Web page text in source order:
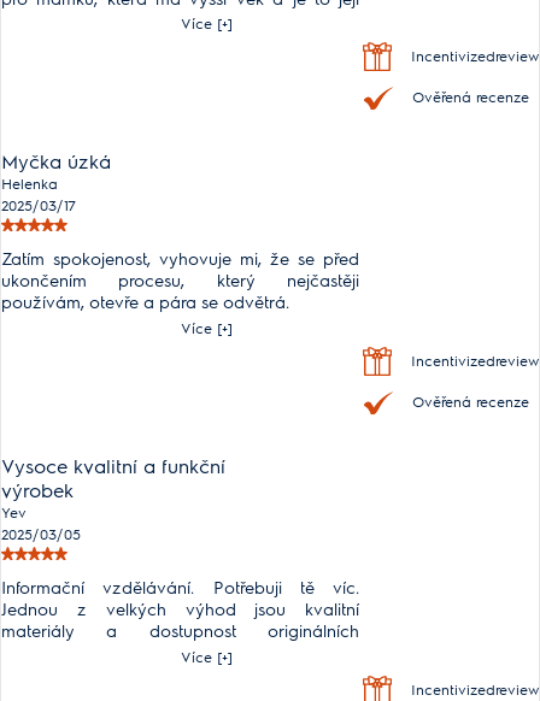
první myčka. I přesto se ji naučila ovládat
odříznout, jinak je to otrhané a nevzhledné.
Více [+]
Incentivizedreview
Ověřená recenze
Myčka úzká
Helenka
2025/03/17
Zatím spokojenost, vyhovuje mi, že se před
ukončením procesu, který nejčastěji
používám, otevře a pára se odvětrá.
Více [+]
Incentivizedreview
Ověřená recenze
Vysoce kvalitní a funkční
výrobek
Yev
2025/03/05
Informační vzdělávání. Potřebuji tě víc.
Jednou z velkých výhod jsou kvalitní
materiály a dostupnost originálních
Více [+]
Incentivizedreview